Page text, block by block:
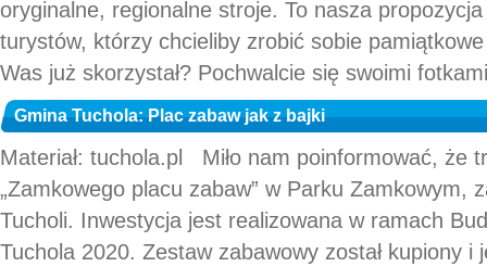
oryginalne, regionalne stroje. To nasza
turystów, którzy chcieliby zrobić sobie
Was już skorzystał? Pochwalcie się swoimi
Gmina Tuchola: Plac zabaw jak z bajki
Materiał: tuchola.pl Miło nam poinformować, że
„Zamkowego placu zabaw” w Parku Zamkowym,
Tucholi. Inwestycja jest realizowana w ramach
Tuchola 2020. Zestaw zabawowy został kupiony i